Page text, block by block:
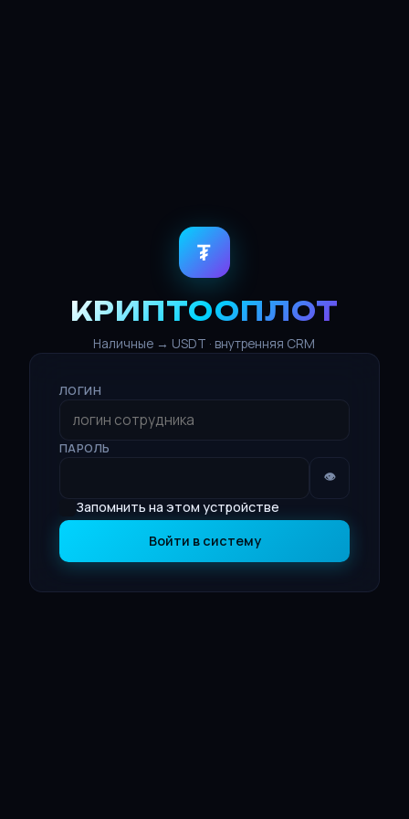
₮
КРИПТООПЛОТ
Наличные → USDT · внутренняя CRM
ЛОГИН
ПАРОЛЬ
👁
Запомнить на этом устройстве
Войти в систему